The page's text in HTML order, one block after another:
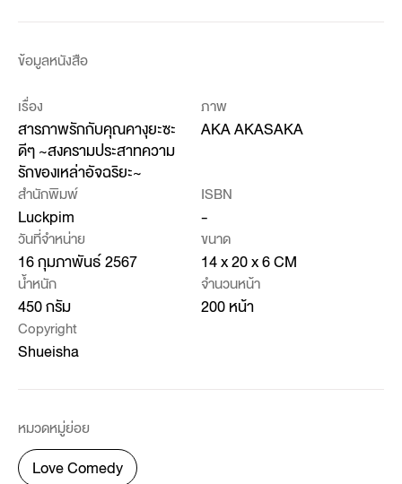
ข้อมูลหนังสือ
เรื่อง
สารภาพรักกับคุณคางุยะซะ
ดีๆ ~สงครามประสาทความ
รักของเหล่าอัจฉริยะ~
ภาพ
AKA AKASAKA
สำนักพิมพ์
Luckpim
ISBN
-
วันที่จำหน่าย
16 กุมภาพันธ์ 2567
ขนาด
14 x 20 x 6 CM
น้ำหนัก
450 กรัม
จำนวนหน้า
200 หน้า
Copyright
Shueisha
หมวดหมู่ย่อย
Love Comedy